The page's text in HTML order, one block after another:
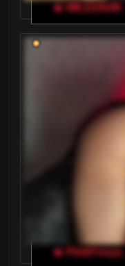
🔥 MILEDIUM
🔥 PinkFoxya